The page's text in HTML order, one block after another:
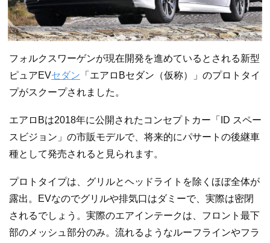
フォルクスワーゲンが現在開発を進めているとされる新型
ピュアEVセダン 「エアロBセダン（仮称）」のプロトタイ
プがスクープされました。
エアロBは2018年に公開されたコンセプトカー「ID スペー
スビジョン」の市販モデルで、将来的にパサートの後継車
種として発売されると見られます。
プロトタイプは、グリルとヘッドライトを除くほぼ全体が
露出。EVなのでグリルや排気口はダミーで、実際は密閉
されるでしょう。実際のエアインテークは、フロント最下
部のメッシュ部分のみ。流れるようなルーフラインやフラ